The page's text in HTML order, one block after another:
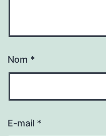
Nom *
E-mail *